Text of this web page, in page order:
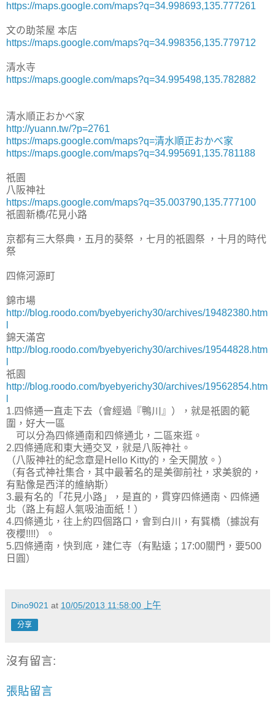
https://maps.google.com/maps?q=34.998693,135.777261
文の助茶屋 本店
https://maps.google.com/maps?q=34.998356,135.779712
清水寺
https://maps.google.com/maps?q=34.995498,135.782882
清水順正おかべ家
http://yuann.tw/?p=2761
https://maps.google.com/maps?q=清水順正おかべ家
https://maps.google.com/maps?q=34.995691,135.781188
祇園
八阪神社
https://maps.google.com/maps?q=35.003790,135.777100
祇園新橋/花見小路
京都有三大祭典，五月的葵祭 ，七月的祇園祭 ，十月的時代
祭
四條河源町
錦市場
http://blog.roodo.com/byebyerichy30/archives/19482380.htm
錦天滿宮
http://blog.roodo.com/byebyerichy30/archives/19544828.htm
祇園
http://blog.roodo.com/byebyerichy30/archives/19562854.htm
1.四條通一直走下去（會經過『鴨川』），就是祇園的範
圍，好大一區
可以分為四條通南和四條通北，二區來逛。
2.四條通底和東大通交叉，就是八阪神社。
（八阪神社的紀念章是Hello Kitty的，全天開放。）
（有各式神社集合，其中最著名的是美御前社，求美貌的，
有點像是西洋的維納斯）
3.最有名的「花見小路」，是直的，貫穿四條通南、四條通
北（路上有超人氣吸油面紙！）
4.四條通北，往上約四個路口，會到白川，有巽橋（據說有
夜櫻!!!!）。
5.四條通南，快到底，建仁寺（有點遠；17:00關門，要500
日圓）
Dino9021 at 10/05/2013 11:58:00 上午
分享
沒有留言:
張貼留言